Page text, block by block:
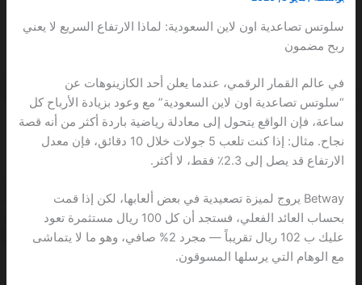
سلوتس تصاعدية اون لاين السعودية: لماذا الارتفاع السريع لا يعني
ربح مضمون
في عالم القمار الرقمي، عندما يعلن أحد الكازينوهات عن
“سلوتس تصاعدية اون لاين السعودية” مع وعود بزيادة الأرباح كل
ساعة، فإن الواقع يتحول إلى معادلة رياضية باردة أكثر من أنه قصة
نجاح. مثال: إذا كنت تلعب 5 جولات خلال 10 دقائق، فإن معدل
الارتفاع قد يصل إلى 2.3٪ فقط، لا أكثر.
Betway يروج لميزة تصعيدية في بعض ألعابها، لكن إذا قمت
بحساب العائد الفعلي، فستجد أن كل 100 ريال مستثمرة تعود
عليك ب 102 ريال تقريباً — مجرد 2% صافي، وهو ما لا يتماشى
مع الوهام التي يرسلها المسوقون.